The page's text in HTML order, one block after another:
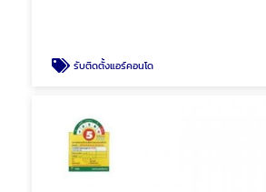
รับติดตั้งแอร์คอนโด